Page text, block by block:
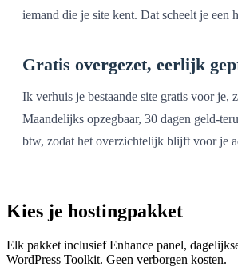
iemand die je site kent. Dat scheelt je een
Gratis overgezet, eerlijk
Ik verhuis je bestaande site gratis voor je,
Maandelijks opzegbaar, 30 dagen geld-
btw, zodat het overzichtelijk blijft voor je
Kies je hostingpakket
Elk pakket inclusief Enhance panel,
WordPress Toolkit. Geen verborgen kosten.